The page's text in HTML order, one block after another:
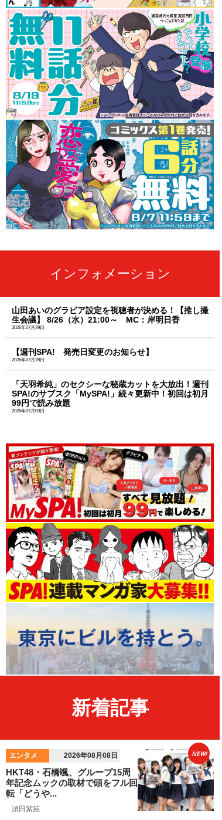
インフォメーション
山田あいのグラビア設定を視聴者が決める！【推し撮
生会議】 8/26（水）21:00～ MC：岸明日香
2026年07月29日
【週刊SPA! 発売日変更のお知らせ】
2026年07月28日
「天羽希純」のセクシーな秘蔵カットを大放出！週刊
SPA!のサブスク「MySPA!」続々更新中！初回は初月
99円で読み放題
2026年07月03日
新着記事
エンタメ 2026年08月08日
HKT48・石橋颯、グループ15周
年記念ムックの取材で頭をフル回
転「どうや...
須田紫苑
NEW!